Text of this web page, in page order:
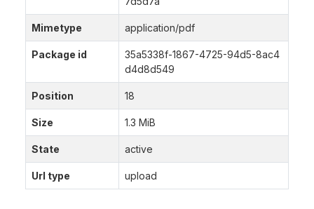
Mimetype application/pdf
Package id
35a5338f-1867-4725-94d5-8ac4
d4d8d549
Position 18
Size 1.3 MiB
State active
Url type upload